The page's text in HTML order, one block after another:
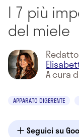
I 7 più
del miele
A cura
APPARATO DIGERENTE
Seguici su